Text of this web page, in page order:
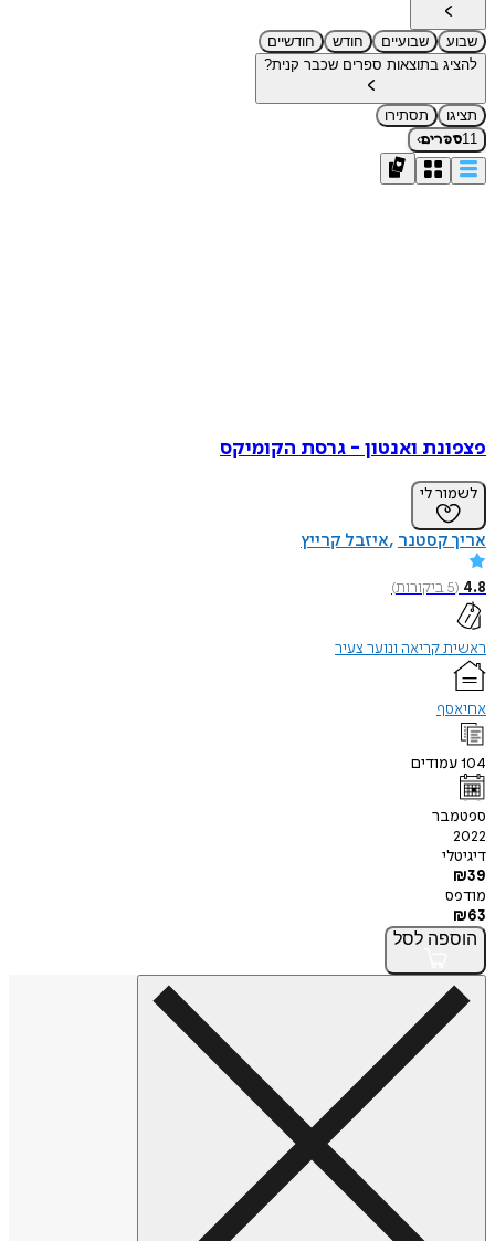
שבוע שבועיים חודש
חודשיים
להציג בתוצאות ספרים שכבר קנית?
תציגו
תסתירו
11ספרים›
פצפונת ואנטון - גרסת הקומיקס
לשמור לי
אריך קסטנר איזבל קרייץ
4.8
(
5ביקורות)
ראשית קריאה ונוער צעיר
אחיאסף
104עמודים
ספטמבר
2022
דיגיטלי
₪39
מודפס
₪63
הוספה לסל